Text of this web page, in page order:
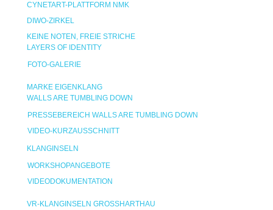
CYNETART-PLATTFORM NMK
DIWO-ZIRKEL
KEINE NOTEN, FREIE STRICHE
LAYERS OF IDENTITY
FOTO-GALERIE
MARKE EIGENKLANG
WALLS ARE TUMBLING DOWN
PRESSEBEREICH WALLS ARE TUMBLING DOWN
VIDEO-KURZAUSSCHNITT
KLANGINSELN
WORKSHOPANGEBOTE
VIDEODOKUMENTATION
VR-KLANGINSELN GROSSHARTHAU